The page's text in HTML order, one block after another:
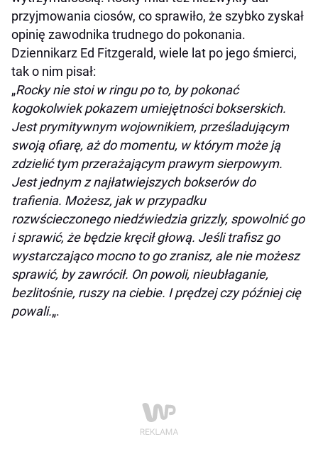
przyjmowania ciosów, co sprawiło, że szybko zyskał
opinię zawodnika trudnego do pokonania.
Dziennikarz Ed Fitzgerald, wiele lat po jego śmierci,
tak o nim pisał:
„Rocky nie stoi w ringu po to, by pokonać
kogokolwiek pokazem umiejętności bokserskich.
Jest prymitywnym wojownikiem, prześladującym
swoją ofiarę, aż do momentu, w którym może ją
zdzielić tym przerażającym prawym sierpowym.
Jest jednym z najłatwiejszych bokserów do
trafienia. Możesz, jak w przypadku
rozwścieczonego niedźwiedzia grizzly, spowolnić go
i sprawić, że będzie kręcił głową. Jeśli trafisz go
wystarczająco mocno to go zranisz, ale nie możesz
sprawić, by zawrócił. On powoli, nieubłaganie,
bezlitośnie, ruszy na ciebie. I prędzej czy później cię
powali.„.